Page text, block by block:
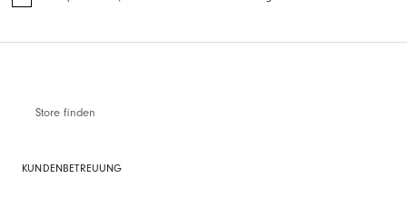
Store finden
KUNDENBETREUUNG